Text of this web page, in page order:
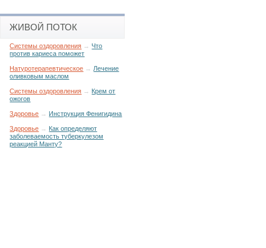
ЖИВОЙ ПОТОК
Системы оздоровления →Что
против кариеса поможет
Натуротерапевтическое → Лечение
оливковым маслом
Системы оздоровления → Крем от
ожогов
Здоровье → Инструкция Фенигидина
Здоровье → Как определяют
заболеваемость туберкулезом
реакцией Манту?